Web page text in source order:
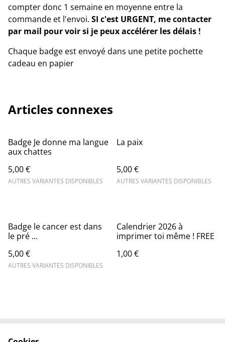
compter donc 1 semaine en moyenne entre la
commande et l'envoi. SI c'est URGENT, me contacter
par mail pour voir si je peux accélérer les délais !
Chaque badge est envoyé dans une petite pochette
cadeau en papier
Articles connexes
Badge Je donne ma langue
aux chattes
5,00 €
AUTRES VARIANTES DISPONIBLES
La paix
5,00 €
AUTRES VARIANTES DISPONIBLES
Badge le cancer est dans
le pré ...
5,00 €
AUTRES VARIANTES DISPONIBLES
Calendrier 2026 à
imprimer toi même ! FREE
1,00 €